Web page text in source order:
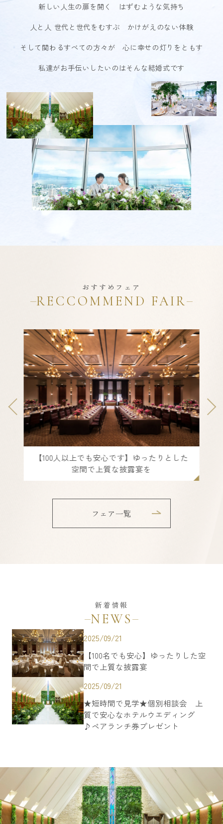
新しい人生の扉を開く はずむような気持ち
人と人 世代と世代をむすぶ かけがえのない体験
そして関わるすべての方々が 心に幸せの灯りをともす
私達がお手伝いしたいのはそんな結婚式です
おすすめフェア
RECCOMMEND FAIR
【40～80名ご検討の方】ワンランク上の結
婚式を★ランチ券付
フェア一覧
新着情報
NEWS
2025/09/21
【100名でも安心】ゆったりした空
間で上質な披露宴
2025/09/21
★短時間で見学★個別相談会 上
質で安心なホテルウエディング
♪ペアランチ券プレゼント